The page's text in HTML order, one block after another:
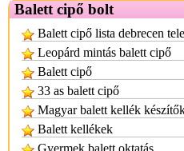
Balett cipő bolt
Balett cipő lista debrecen
Leopárd mintás balett cipő
Balett cipő
33 as balett cipő
Magyar balett kellék
Balett kellékek
Gyermek balett oktatás